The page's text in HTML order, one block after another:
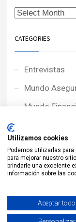
CATEGORIES
Entrevistas
Mundo
Mundo
Noticias
Protagonistas
Sin categoría
Utilizamos cookies
Podemos utilizarlas
para mejorar nuestro
brindarle una excelente
información sobre las
Aceptar todo